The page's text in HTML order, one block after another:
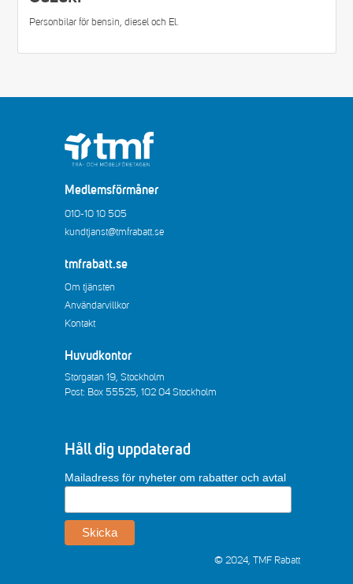
Personbilar för bensin, diesel och El.
Medlemsförmåner
010-10 10 505
kundtjanst@tmfrabatt.se
tmfrabatt.se
Om tjänsten
Användarvillkor
Kontakt
Huvudkontor
Storgatan 19, Stockholm
Post: Box 55525, 102 04 Stockholm
Håll dig uppdaterad
Mailadress för nyheter om rabatter och avtal
© 2024, TMF Rabatt